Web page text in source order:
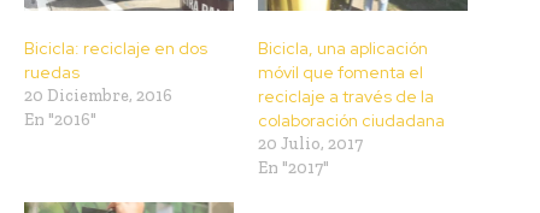
Bicicla: reciclaje en dos
ruedas
20 Diciembre, 2016
En "2016"
Bicicla, una aplicación
móvil que fomenta el
reciclaje a través de la
colaboración ciudadana
20 Julio, 2017
En "2017"